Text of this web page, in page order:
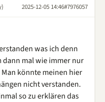
2025-12-05 14:46#7976057
was ich denn
dann mal wie immer nur
könnte meinen hier
nicht verstanden.
so zu erklären das